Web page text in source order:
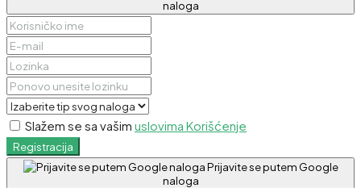
naloga
Slažem se sa vašim uslovima Korišćenje
Registracija
Prijavite se putem Google
naloga